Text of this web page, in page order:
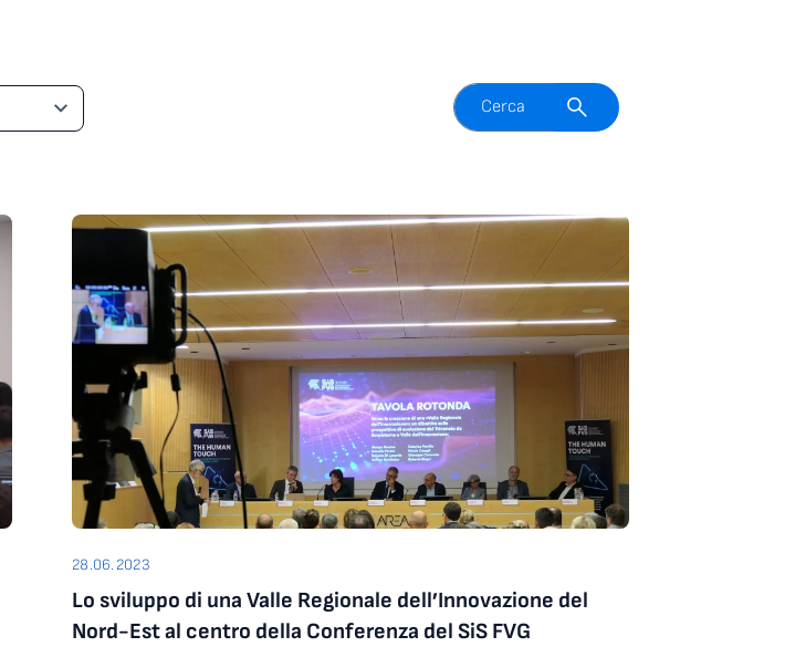
Attiva il campo di ricercaCerca
28.06.2023
Lo sviluppo di una Valle Regionale dell’Innovazione del
Nord-Est al centro della Conferenza del SiS FVG